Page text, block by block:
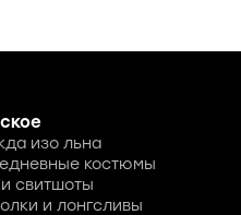
изо льна
костюмы
свитшоты
и лонгсливы